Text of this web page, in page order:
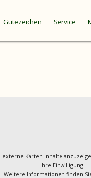
Gütezeichen Service
externe Karten-Inhalte
Ihre Einwilligung.
Weitere Informationen finden